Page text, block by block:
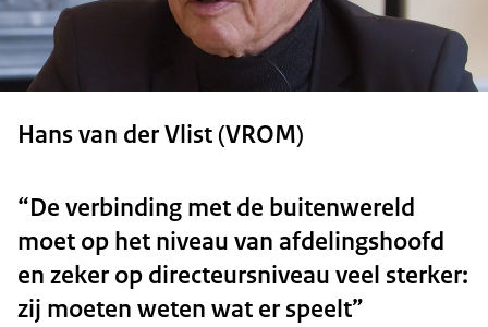
Hans van der Vlist (VROM)
“De verbinding met de buitenwereld
moet op het niveau van afdelingshoofd
en zeker op directeursniveau veel sterker:
zij moeten weten wat er speelt”